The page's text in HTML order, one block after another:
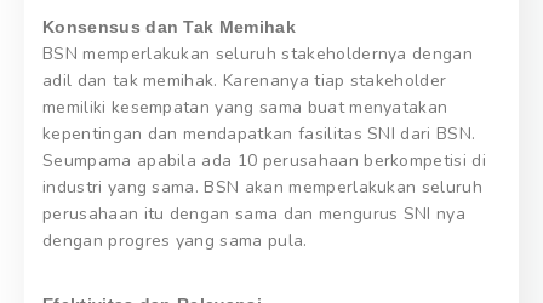
Konsensus dan Tak Memihak
BSN memperlakukan seluruh stakeholdernya dengan
adil dan tak memihak. Karenanya tiap stakeholder
memiliki kesempatan yang sama buat menyatakan
kepentingan dan mendapatkan fasilitas SNI dari BSN.
Seumpama apabila ada 10 perusahaan berkompetisi di
industri yang sama. BSN akan memperlakukan seluruh
perusahaan itu dengan sama dan mengurus SNI nya
dengan progres yang sama pula.